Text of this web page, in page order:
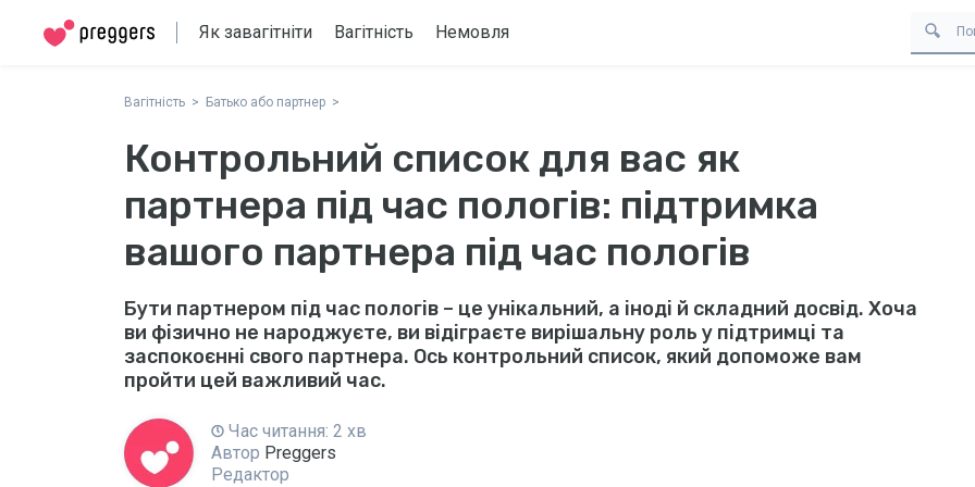
Як завагітніти Вагітність Немовля
Вагітність Батько або партнер
Контрольний список для вас як
партнера під час пологів: підтримка
вашого партнера під час пологів
Бути партнером під час пологів – це унікальний, а іноді й складний досвід. Хоча
ви фізично не народжуєте, ви відіграєте вирішальну роль у підтримці та
заспокоєнні свого партнера. Ось контрольний список, який допоможе вам
пройти цей важливий час.
Час читання: 2 хв
Автор Preggers
Редактор